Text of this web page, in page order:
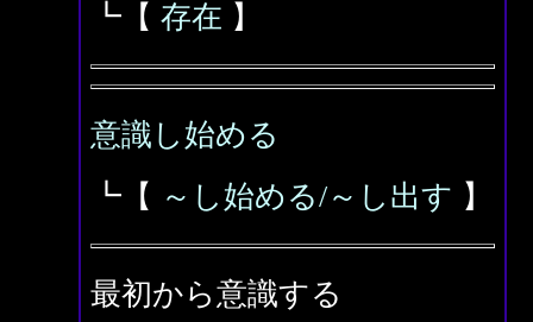
┗【 存在 】
意識し始める
┗【 ～し始める/～し出す 】
最初から意識する